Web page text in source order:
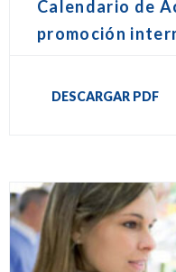
Calendario de
promoción
DESCARGAR PDF